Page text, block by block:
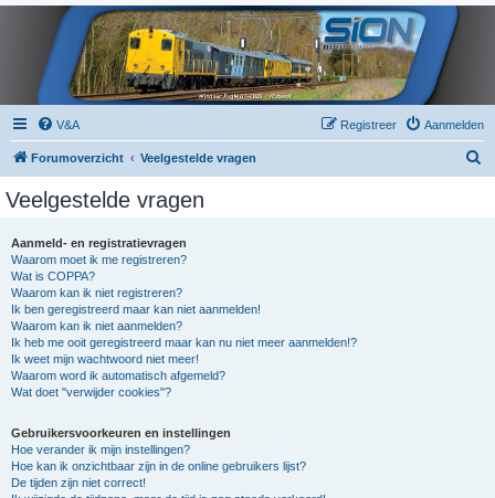
V&A Aanmelden
Registreer
Forumoverzicht Veelgestelde vragen
Veelgestelde vragen
Aanmeld- en registratievragen
Waarom moet ik me registreren?
Wat is COPPA?
Waarom kan ik niet registreren?
Ik ben geregistreerd maar kan niet aanmelden!
Waarom kan ik niet aanmelden?
Ik heb me ooit geregistreerd maar kan nu niet meer aanmelden!?
Ik weet mijn wachtwoord niet meer!
Waarom word ik automatisch afgemeld?
Wat doet "verwijder cookies"?
Gebruikersvoorkeuren en instellingen
Hoe verander ik mijn instellingen?
Hoe kan ik onzichtbaar zijn in de online gebruikers lijst?
De tijden zijn niet correct!